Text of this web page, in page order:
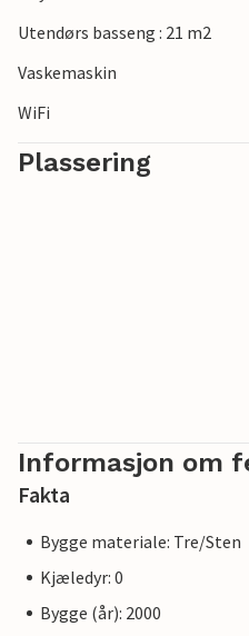
Utendørs basseng : 21 m2
Vaskemaskin
WiFi
Plassering
Informasjon om
Fakta
Bygge materiale: Tre/Sten
Kjæledyr: 0
Bygge (år): 2000